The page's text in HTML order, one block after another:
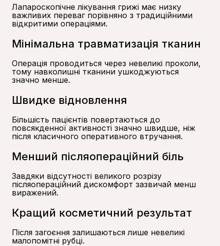
Лапароскопічне лікування грижі має низку
важливих переваг порівняно з традиційними
відкритими операціями.
Мінімальна травматизація тканин
Операція проводиться через невеликі проколи,
тому навколишні тканини ушкоджуються
значно менше.
Швидке відновлення
Більшість пацієнтів повертаються до
повсякденної активності значно швидше, ніж
після класичного оперативного втручання.
Менший післяопераційний біль
Завдяки відсутності великого розрізу
післяопераційний дискомфорт зазвичай менш
виражений.
Кращий косметичний результат
Після загоєння залишаються лише невеликі
малопомітні рубці.